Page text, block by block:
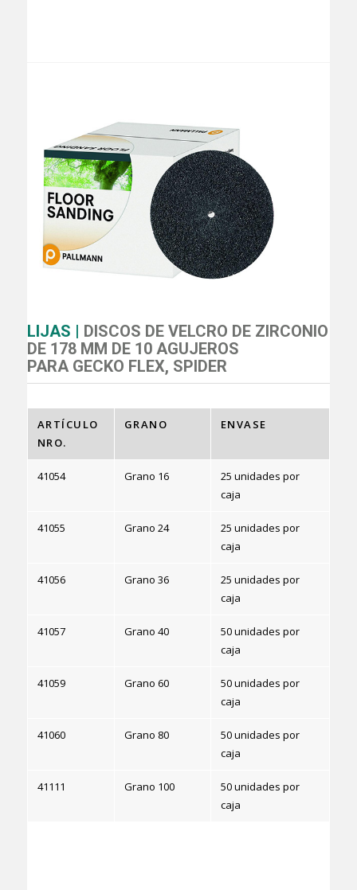
LIJAS | DISCOS DE VELCRO DE ZIRCONIO
DE 178 MM DE 10 AGUJEROS
PARA GECKO FLEX, SPIDER
ARTÍCULO
NRO.
GRANO ENVASE
41054 Grano 16
25 unidades por
caja
41055 Grano 24
25 unidades por
caja
41056 Grano 36
25 unidades por
caja
41057 Grano 40
50 unidades por
caja
41059 Grano 60
50 unidades por
caja
41060 Grano 80
50 unidades por
caja
41111 Grano 100
50 unidades por
caja